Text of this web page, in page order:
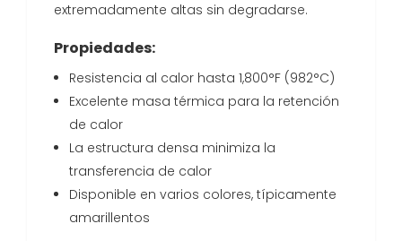
extremadamente altas sin degradarse.
Propiedades:
Resistencia al calor hasta 1,800°F (982°C)
Excelente masa térmica para la retención
de calor
La estructura densa minimiza la
transferencia de calor
Disponible en varios colores, típicamente
amarillentos